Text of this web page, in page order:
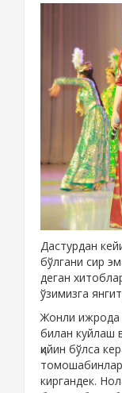
Дастурдан
бўлгани сир
деган
ўзимизга
Жонли ижрода
билан куйлаш
қийин бўлса
киргандек.